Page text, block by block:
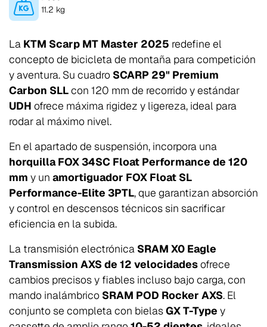
11.2 kg
La KTM Scarp MT Master 2025 redefine el
concepto de bicicleta de montaña para competición
y aventura. Su cuadro SCARP 29" Premium
Carbon SLLcon 120 mm de recorrido y estándar
UDH ofrece máxima rigidez y ligereza, ideal para
rodar al máximo nivel.
En el apartado de suspensión, incorpora una
horquilla FOX 34SC Float Performance de 120
mm y un amortiguador FOX Float SL
Performance-Elite 3PTL, que garantizan absorción
y control en descensos técnicos sin sacrificar
eficiencia en la subida.
La transmisión electrónica SRAM X0 Eagle
Transmission AXS de 12 velocidadesofrece
cambios precisos y fiables incluso bajo carga, con
mando inalámbrico SRAM POD Rocker AXS. El
conjunto se completa con bielasGX T-Type y